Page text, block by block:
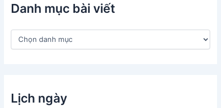
Danh mục bài viết
c
b
Lịch ngày